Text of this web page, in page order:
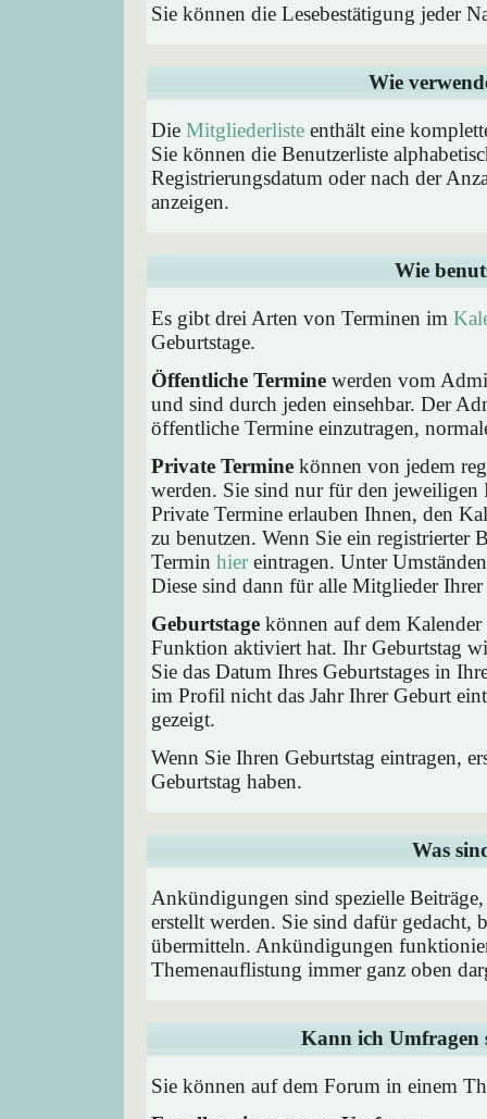
Sie können die Lesebestätigung jeder
Wie
Die Mitgliederliste enthält eine
Sie können die Benutzerliste
Registrierungsdatum oder nach der
anzeigen.
Wie
Es gibt drei Arten von Terminen im
Geburtstage.
Öffentliche Termine werden vom
und sind durch jeden einsehbar. Der
öffentliche Termine einzutragen,
Private Termine können von jedem
werden. Sie sind nur für den jeweiligen
Private Termine erlauben Ihnen, den
zu benutzen. Wenn Sie ein registrierter
Termin hiereintragen. Unter
Diese sind dann für alle Mitglieder
Geburtstage können auf dem
Funktion aktiviert hat. Ihr Geburtstag
Sie das Datum Ihres Geburtstages in
im Profil nicht das Jahr Ihrer Geburt
gezeigt.
Wenn Sie Ihren Geburtstag eintragen,
Geburtstag haben.
Was
Ankündigungen sind spezielle
erstellt werden. Sie sind dafür gedacht,
übermitteln. Ankündigungen
Themenauflistung immer ganz oben
Kann ich Umfragen
Sie können auf dem Forum in einem